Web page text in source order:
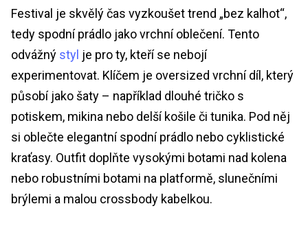
Festival je skvělý čas vyzkoušet trend „bez kalhot“,
tedy spodní prádlo jako vrchní oblečení. Tento
odvážný styl je pro ty, kteří se nebojí
experimentovat. Klíčem je oversized vrchní díl, který
působí jako šaty – například dlouhé tričko s
potiskem, mikina nebo delší košile či tunika. Pod něj
si oblečte elegantní spodní prádlo nebo cyklistické
kraťasy. Outfit doplňte vysokými botami nad kolena
nebo robustními botami na platformě, slunečními
brýlemi a malou crossbody kabelkou.